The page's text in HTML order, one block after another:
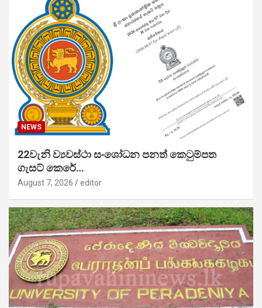
NEWS
22වැනි ව්‍යවස්ථා සංශෝධන පනත් කෙටුම්පත
ගැසට් කෙරේ…
August 7, 2026 editor